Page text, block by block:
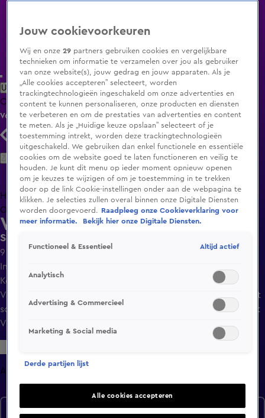
Uitzending Gemist Populaire programma's Zenders Genres
ClipsFilmsRadioSmart TV inlogShop
Volg KIJK
Zoeken
HomeUitzending Gemist Programma's De Bondgenoten
OranjezomerLivestreamsShop
Wat vrouwen willen
Seizoen 1, aflevering 8
9 jan 2016, 14:00
In Wat Vrouwen Willen neemt presentatrice Anouk van
Kooijk de kijker wekelijks mee in de wereld van de Vrouw.
Van de nieuwste mode tot aan een advies wanneer je moet
scheiden, alles wat vrouwen bezighoudt komt terug in Wat
Vrouwen Willen.
Afleveringen
Seizoen 1
Jouw cookievoorkeuren
Wij en onze29 partners gebruiken cookies en vergelijkbare
technieken om informatie te verzamelen over jou als gebruiker
van onze website(s), jouw gedrag en jouw apparaten. Als je
„Alle cookies accepteren” selecteert, worden
trackingtechnologieën ingeschakeld om onze advertenties en
content te kunnen personaliseren, onze producten en diensten
te verbeteren en om de prestaties van advertenties en content
te meten. Als je „Huidige keuze opslaan” selecteert of je
toestemming intrekt, worden deze trackingtechnologieën
uitgeschakeld. We gebruiken dan enkel functionele en essentiële
cookies om de website goed te laten functioneren en veilig te
houden. Je kunt dit menu op ieder moment opnieuw openen
om je keuzes te wijzigen of om je toestemming in te trekken
door op de link Cookie-instellingen onder aan de webpagina te
klikken. Je selecties zullen overal binnen onze Digitale Diensten
worden doorgevoerd.
Raadpleeg onze Cookieverklaring voor
meer informatie.
Bekijk hier onze Digitale Diensten.
Functioneel & Essentieel Altijd actief
Analytisch
Advertising & Commercieel
Marketing & Social media
Derde partijen lijst
Alle cookies accepteren